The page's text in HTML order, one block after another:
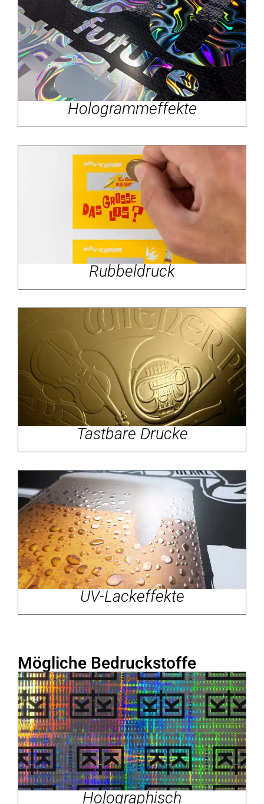
Hologrammeffekte
Rubbeldruck
Tastbare Drucke
UV-Lackeffekte
Mögliche Bedruckstoffe
Holographisch